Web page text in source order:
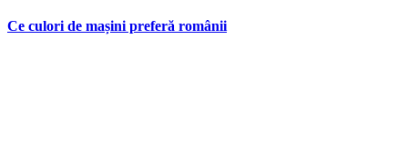
Ce culori de mașini preferă românii